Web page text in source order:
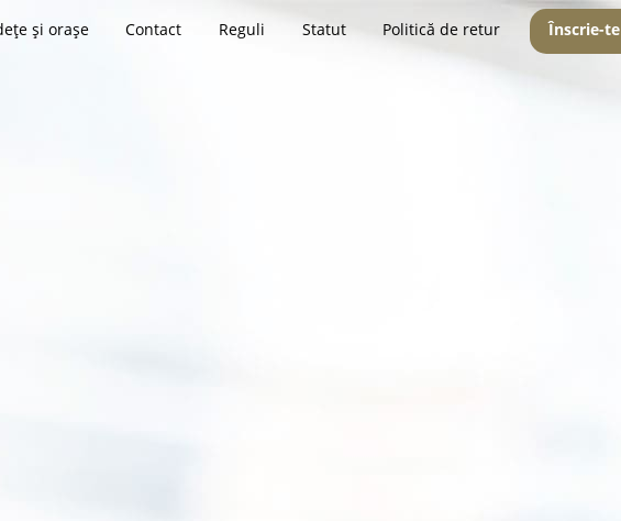
și orașe Contact Reguli Statut Politică de retur Înscrie-te